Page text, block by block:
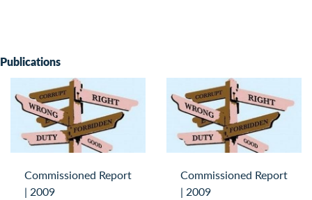
Publications
Commissioned Report
| 2009
Commissioned Report
| 2009